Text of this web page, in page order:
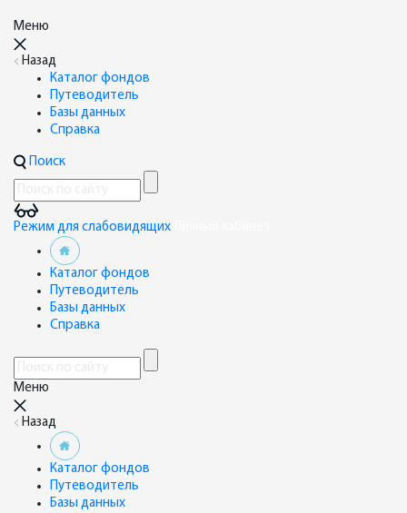
Меню
Назад
Каталог фондов
Путеводитель
Базы данных
Справка
Поиск
Режим для слабовидящих
Каталог фондов
Путеводитель
Базы данных
Справка
Меню
Назад
Каталог фондов
Путеводитель
Базы данных